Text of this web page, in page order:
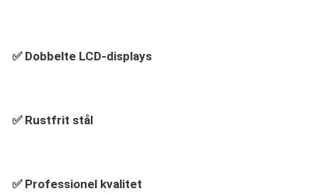
✅ Dobbelte LCD-displays
✅ Rustfrit stål
✅ Professionel kvalitet